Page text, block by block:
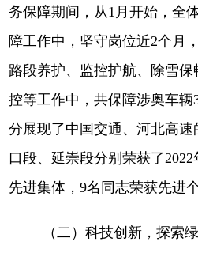
务保障期间，从1月开始，全
障工作中，坚守岗位近2个月
路段养护、监控护航、除雪
控等工作中，共保障涉奥车辆
分展现了中国交通、河北高
口段、延崇段分别荣获了
先进集体，9名同志荣获先进个
（二）科技创新，探索